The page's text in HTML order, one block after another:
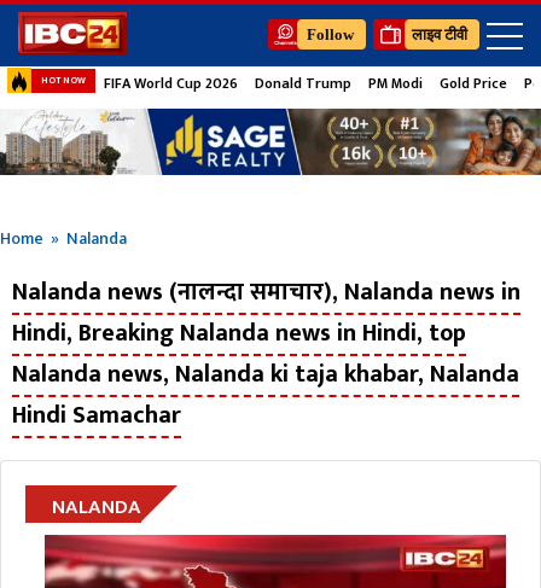
Follow लाइव टीवी
HOT NOW FIFA World Cup 2026 Donald Trump PM Modi Gold Price
Home » Nalanda
Nalanda news (नालन्दा समाचार), Nalanda news in
Hindi, Breaking Nalanda news in Hindi, top
Nalanda news, Nalanda ki taja khabar, Nalanda
Hindi Samachar
NALANDA